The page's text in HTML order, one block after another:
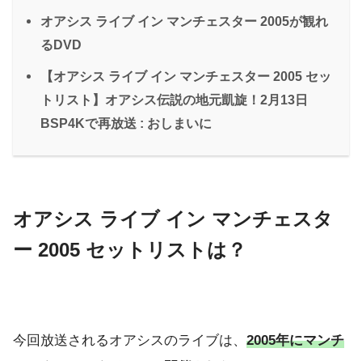
オアシス ライブ イン マンチェスター 2005が観れ
るDVD
【オアシス ライブ イン マンチェスター 2005 セッ
トリスト】オアシス伝説の地元凱旋！2月13日
BSP4Kで再放送 : おしまいに
オアシス ライブ イン マンチェスタ
ー 2005 セットリストは？
今回放送されるオアシスのライブは、 2005年にマンチ